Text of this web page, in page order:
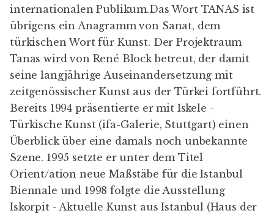
internationalen Publikum.Das Wort TANAS ist
übrigens ein Anagramm von Sanat, dem
türkischen Wort für Kunst. Der Projektraum
Tanas wird von René Block betreut, der damit
seine langjährige Auseinandersetzung mit
zeitgenössischer Kunst aus der Türkei fortführt.
Bereits 1994 präsentierte er mit Iskele -
Türkische Kunst (ifa-Galerie, Stuttgart) einen
Überblick über eine damals noch unbekannte
Szene. 1995 setzte er unter dem Titel
Orient/ation neue Maßstäbe für die Istanbul
Biennale und 1998 folgte die Ausstellung
Iskorpit - Aktuelle Kunst aus Istanbul (Haus der